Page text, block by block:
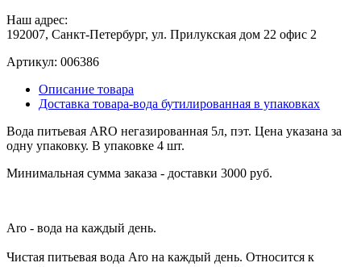
Наш адрес:
192007, Санкт-Петербург, ул. Прилукская дом 22 офис 2
Артикул: 006386
Описание товара
Доставка товара-вода бутилированная в упаковках
Вода питьевая ARO негазированная 5л, пэт. Цена указана за
одну упаковку. В упаковке 4 шт.
Минимальная сумма заказа - доставки 3000 руб.
Aro - вода на каждый день.
Чистая питьевая вода Aro на каждый день. Относится к